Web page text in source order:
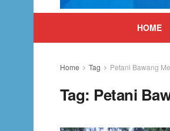
HOME
Home Tag Petani Bawang
Tag: Petani